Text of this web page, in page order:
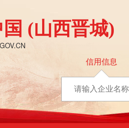
(山西晋城)
信用信息